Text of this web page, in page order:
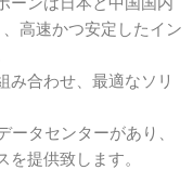
高速かつ安定したイン
み合わせ、最適なソリ
ータセンターがあり、
提供致します。